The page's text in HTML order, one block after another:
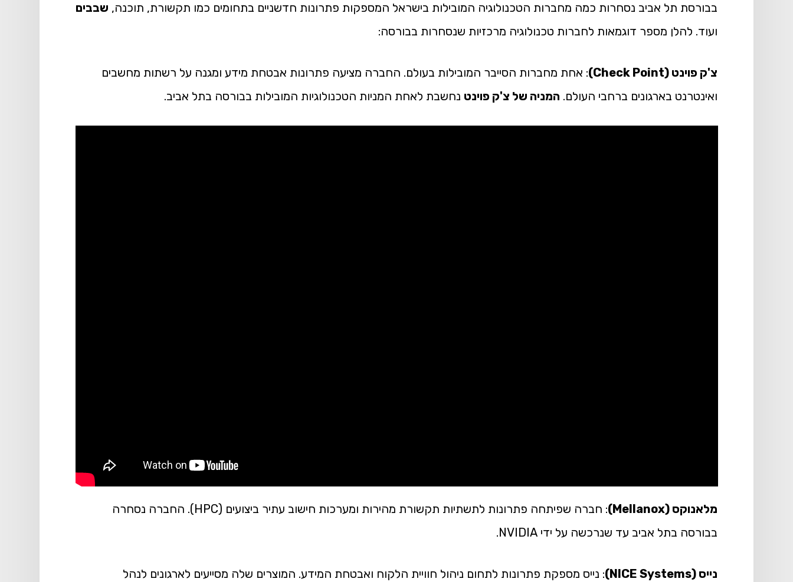
בבורסת תל אביב נסחרות כמה מחברות הטכנולוגיה המובילות בישראל המספקות פתרונות חדשניים בתחומים כמו תקשורת, תוכנה, שבבים
ועוד. להלן מספר דוגמאות לחברות טכנולוגיה מרכזיות שנסחרות בבורסה:
צ'ק פוינט (Check Point)
: אחת מחברות הסייבר המובילות בעולם. החברה מציעה פתרונות אבטחת מידע ומגנה על רשתות מחשבים
ואינטרנט בארגונים ברחבי העולם. המניה של צ'ק פוינט נחשבת לאחת המניות הטכנולוגיות המובילות בבורסה בתל אביב.
מלאנוקס (Mellanox)
: חברה שפיתחה פתרונות לתשתיות תקשורת מהירות ומערכות חישוב עתיר ביצועים (HPC). החברה נסחרה
בבורסה בתל אביב עד שנרכשה על ידי NVIDIA.
נייס (NICE Systems)
: נייס מספקת פתרונות לתחום ניהול חוויית הלקוח ואבטחת המידע. המוצרים שלה מסייעים לארגונים לנהל